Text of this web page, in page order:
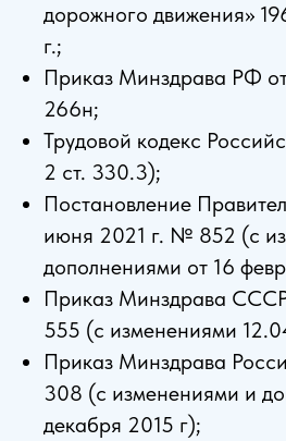
дорожного движения»
г.;
Приказ Минздрава РФ
266н;
Трудовой кодекс
2 ст. 330.3);
Постановление
июня 2021 г. № 852 (с
дополнениями от 16
Приказ Минздрава
555 (с изменениями
Приказ Минздрава
308 (с изменениями и
декабря 2015 г);